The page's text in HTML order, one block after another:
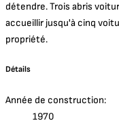
détendre. Trois abris
accueillir jusqu'à cinq
propriété.
Détails
Année de construction:
1970